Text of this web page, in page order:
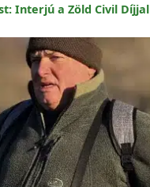
Interjú a Zöld Civil Díjjal